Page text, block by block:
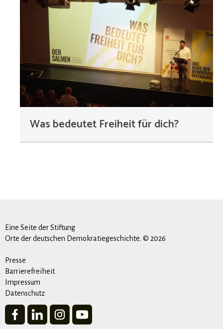
Was bedeutet Freiheit für dich?
Eine Seite der Stiftung
Orte der deutschen Demokratiegeschichte. © 2026
Presse
Barrierefreiheit
Impressum
Datenschutz